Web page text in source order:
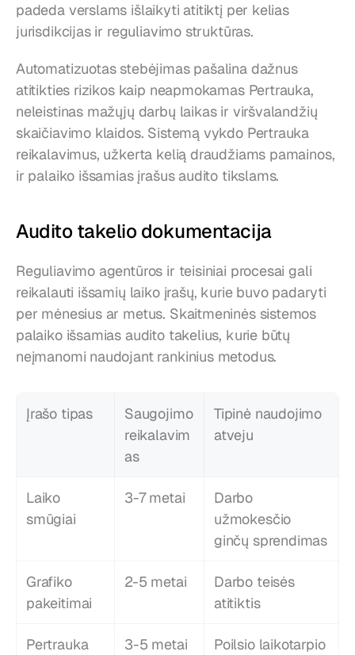
padeda verslams išlaikyti atitiktį per kelias
jurisdikcijas ir reguliavimo struktūras.
Automatizuotas stebėjimas pašalina dažnus
atitikties rizikos kaip neapmokamas Pertrauka,
neleistinas mažųjų darbų laikas ir viršvalandžių
skaičiavimo klaidos. Sistemą vykdo Pertrauka
reikalavimus, užkerta kelią draudžiams pamainos,
ir palaiko išsamias įrašus audito tikslams.
Audito takelio dokumentacija
Reguliavimo agentūros ir teisiniai procesai gali
reikalauti išsamių laiko įrašų, kurie buvo padaryti
per mėnesius ar metus. Skaitmeninės sistemos
palaiko išsamias audito takelius, kurie būtų
neįmanomi naudojant rankinius metodus.
Įrašo tipas
Saugojimo
reikalavim
as
Tipinė naudojimo
atveju
Laiko
smūgiai
3-7 metai
Darbo
užmokesčio
ginčų sprendimas
Grafiko
pakeitimai
2-5 metai
Darbo teisės
atitiktis
Pertrauka
3-5 metai
Poilsio laikotarpio